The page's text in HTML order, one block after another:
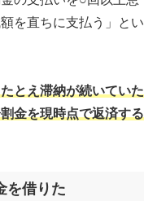
を直ちに支払う」とい
とえ滞納が続いていた
金を現時点で返済する
を借りた